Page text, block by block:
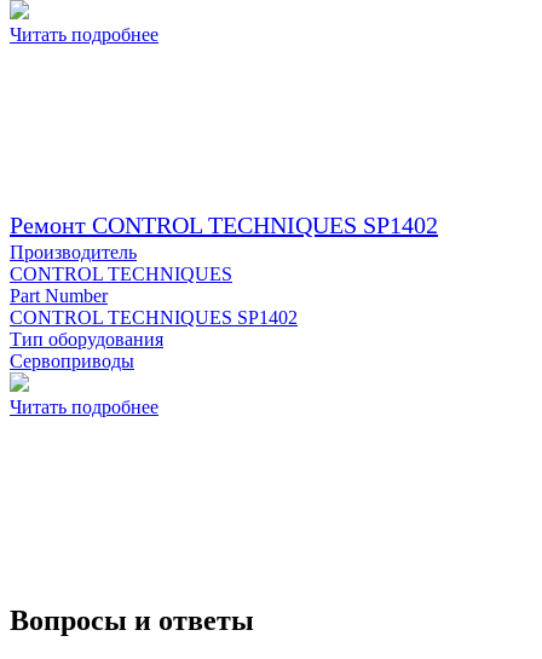
Читать подробнее
Ремонт CONTROL TECHNIQUES SP1402
Производитель
CONTROL TECHNIQUES
Part Number
CONTROL TECHNIQUES SP1402
Тип оборудования
Сервоприводы
Читать подробнее
Вопросы и ответы